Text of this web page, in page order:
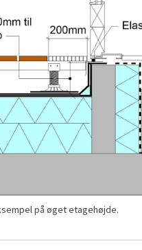
på øget etagehøjde.